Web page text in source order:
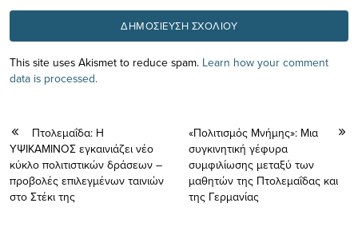
This site uses Akismet to reduce spam. Learn how your comment
data is processed.
Πτολεμαΐδα: Η
ΥΨΙΚΑΜΙΝΟΣ εγκαινιάζει νέο
κύκλο πολιτιστικών δράσεων –
προβολές επιλεγμένων ταινιών
στο Στέκι της
«Πολιτισμός Μνήμης»: Μια
συγκινητική γέφυρα
συμφιλίωσης μεταξύ των
μαθητών της Πτολεμαΐδας και
της Γερμανίας